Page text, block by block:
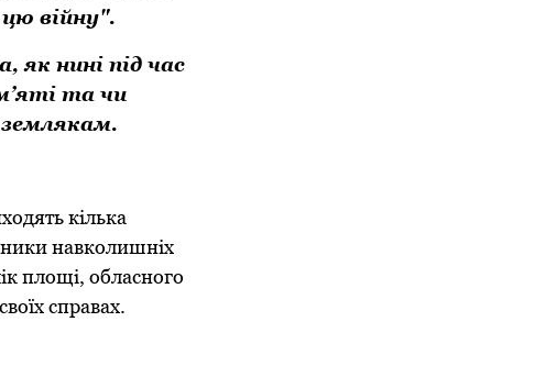
війну".
як нині під час
та чи
кілька
навколишніх
площі, обласного
справах.